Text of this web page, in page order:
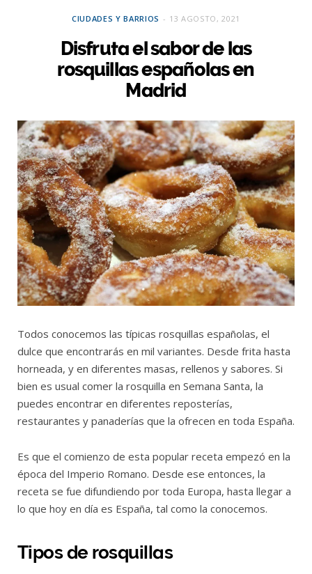
CIUDADES Y BARRIOS 13 AGOSTO, 2021
Disfruta el sabor de las
rosquillas españolas en
Madrid
Todos conocemos las típicas rosquillas españolas, el
dulce que encontrarás en mil variantes. Desde frita hasta
horneada, y en diferentes masas, rellenos y sabores. Si
bien es usual comer la rosquilla en Semana Santa, la
puedes encontrar en diferentes reposterías,
restaurantes y panaderías que la ofrecen en toda España.
Es que el comienzo de esta popular receta empezó en la
época del Imperio Romano. Desde ese entonces, la
receta se fue difundiendo por toda Europa, hasta llegar a
lo que hoy en día es España, tal como la conocemos.
Tipos de rosquillas